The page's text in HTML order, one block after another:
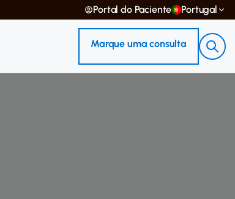
Portal do Paciente Portugal
Marque uma consulta